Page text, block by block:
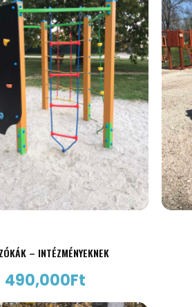
– INTÉZMÉNYEKNEK
490,000Ft